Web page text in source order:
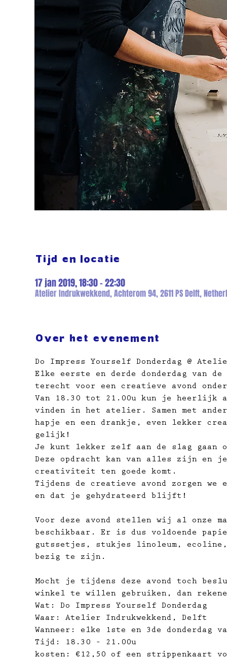
Tijd en locatie
17 jan 2019, 18:30 – 22:30
Atelier Indrukwekkend, Achterom 94, 2611 PS Delft,
Over het evenement
Do Impress Yourself Donderdag @
Elke eerste en derde donderdag van
terecht voor een creatieve avond
Van 18.30 tot 21.00u kun je heerlijk
vinden in het atelier. Samen met
hapje en een drankje, even lekker
gelijk!
Je kunt lekker zelf aan de slag gaan
Deze opdracht kan van alles zijn
creativiteit ten goede komt.
Tijdens de creatieve avond zorgen
en dat je gehydrateerd blijft!
Voor deze avond stellen wij al onze
beschikbaar. Er is dus voldoende
gutssetjes, stukjes linoleum,
bezig te zijn.
Mocht je tijdens deze avond toch
winkel te willen gebruiken, dan
Wat: Do Impress Yourself Donderdag
Waar: Atelier Indrukwekkend, Delft
Wanneer: elke 1ste en 3de donderdag
Tijd: 18.30 – 21.00u
kosten: €12,50 of een strippenkaart